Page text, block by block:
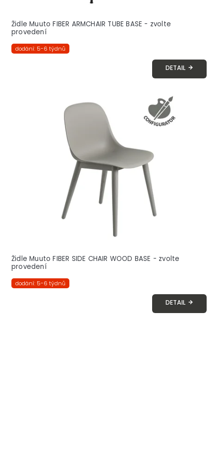
Židle Muuto FIBER ARMCHAIR TUBE BASE - zvolte
provedení
dodání: 5-6 týdnů
DETAIL
Židle Muuto FIBER SIDE CHAIR WOOD BASE - zvolte
provedení
dodání: 5-6 týdnů
DETAIL